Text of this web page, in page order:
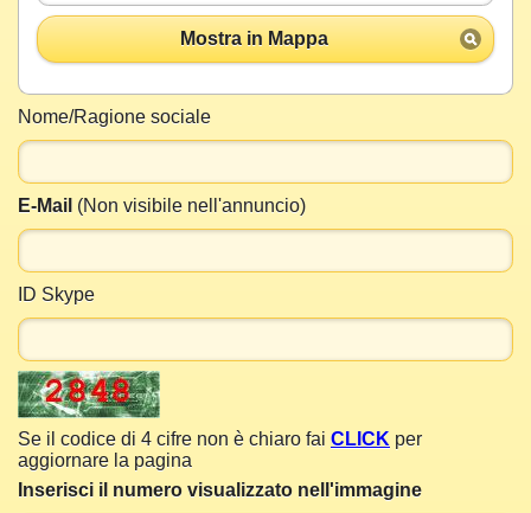
Mostra in Mappa
Nome/Ragione sociale
E-Mail (Non visibile nell'annuncio)
ID Skype
Se il codice di 4 cifre non è chiaro fai CLICK per
aggiornare la pagina
Inserisci il numero visualizzato nell'immagine